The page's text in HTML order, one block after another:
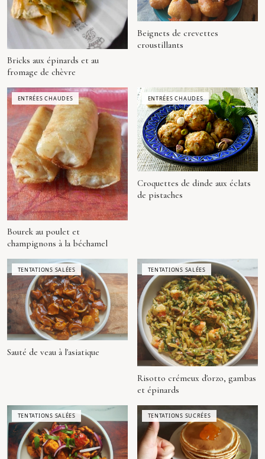
Bricks aux épinards et au
fromage de chèvre
Beignets de crevettes
croustillants
ENTRÉES CHAUDES
Bourek au poulet et
champignons à la béchamel
ENTRÉES CHAUDES
Croquettes de dinde aux éclats
de pistaches
TENTATIONS SALÉES
Sauté de veau à l'asiatique
TENTATIONS SALÉES
Risotto crémeux d'orzo, gambas
et épinards
TENTATIONS SALÉES TENTATIONS SUCRÉES